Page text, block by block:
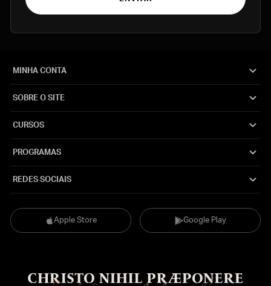
Apple Store Google Play
MINHA CONTA
SOBRE O SITE
CURSOS
PROGRAMAS
REDES SOCIAIS